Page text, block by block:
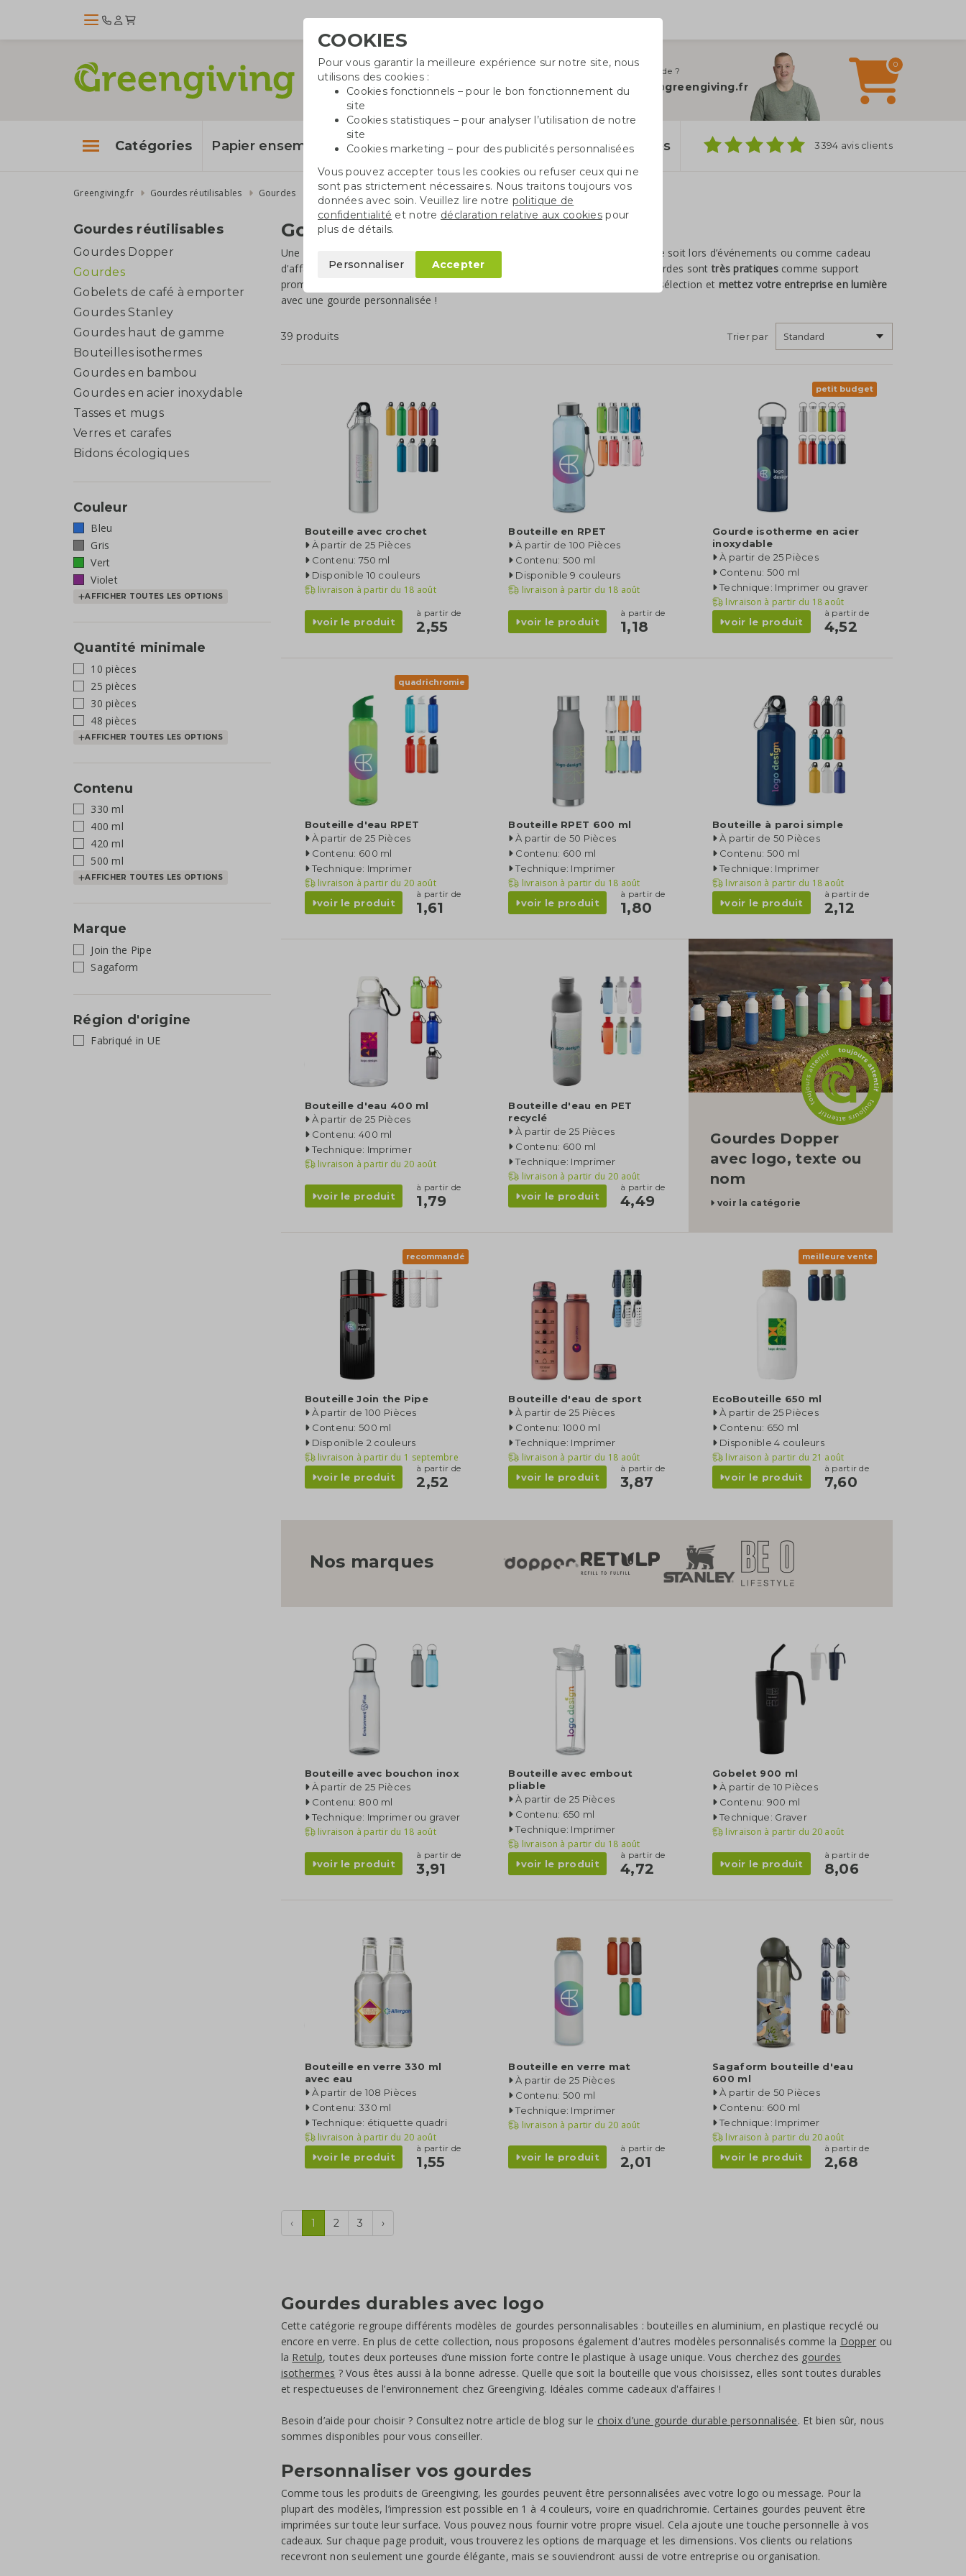
Besoin d’aide ?
info@greengiving.fr
0
Catégories Papier ensemencé Sacs en coton Sachets de graines Stylos 3394 avis clients
Greengiving.fr Gourdes réutilisables Gourdes
Gourdes réutilisables
Gourdes Dopper
Gourdes
Gobelets de café à emporter
Gourdes Stanley
Gourdes haut de gamme
Bouteilles isothermes
Gourdes en bambou
Gourdes en acier inoxydable
Tasses et mugs
Verres et carafes
Bidons écologiques
Couleur
Bleu
Gris
Vert
Violet
AFFICHER TOUTES LES OPTIONS
Quantité minimale
10 pièces
25 pièces
30 pièces
48 pièces
AFFICHER TOUTES LES OPTIONS
Contenu
330 ml
400 ml
420 ml
500 ml
AFFICHER TOUTES LES OPTIONS
Marque
Join the Pipe
Sagaform
Région d'origine
Fabriqué in UE
Gourdes personnalisées
Une gourde avec votre logo ou sloganest toujours un cadeau apprécié, que ce soit lors d’événements ou comme cadeau
d'affaires. En y ajoutant votre logo ou message, le résultat est parfait. Les gourdes sonttrès pratiquescomme support
promotionnel et vos destinataires les utiliseront avec plaisir. Découvrez notre sélection et mettez votre entreprise en lumière
avec une gourde personnalisée !
39 produits Trier par
Bouteille avec crochet
À partir de 25 Pièces
Contenu: 750 ml
Disponible 10 couleurs
livraison à partir du 18 août
voir le produit
à partir de
2,55
Bouteille en RPET
À partir de 100 Pièces
Contenu: 500 ml
Disponible 9 couleurs
livraison à partir du 18 août
voir le produit
à partir de
1,18
petit budget
Gourde isotherme en acier
inoxydable
À partir de 25 Pièces
Contenu: 500 ml
Technique: Imprimer ou graver
livraison à partir du 18 août
voir le produit
à partir de
4,52
quadrichromie
Bouteille d'eau RPET
À partir de 25 Pièces
Contenu: 600 ml
Technique: Imprimer
livraison à partir du 20 août
voir le produit
à partir de
1,61
Bouteille RPET 600 ml
À partir de 50 Pièces
Contenu: 600 ml
Technique: Imprimer
livraison à partir du 18 août
voir le produit
à partir de
1,80
Bouteille à paroi simple
À partir de 50 Pièces
Contenu: 500 ml
Technique: Imprimer
livraison à partir du 18 août
voir le produit
à partir de
2,12
Bouteille d'eau 400 ml
À partir de 25 Pièces
Contenu: 400 ml
Technique: Imprimer
livraison à partir du 20 août
voir le produit
à partir de
1,79
Bouteille d'eau en PET
recyclé
À partir de 25 Pièces
Contenu: 600 ml
Technique: Imprimer
livraison à partir du 20 août
voir le produit
à partir de
4,49
Gourdes Dopper
avec logo, texte ou
nom
voir la catégorie
recommandé
Bouteille Join the Pipe
À partir de 100 Pièces
Contenu: 500 ml
Disponible 2 couleurs
livraison à partir du 1 septembre
voir le produit
à partir de
2,52
Bouteille d'eau de sport
À partir de 25 Pièces
Contenu: 1000 ml
Technique: Imprimer
livraison à partir du 18 août
voir le produit
à partir de
3,87
meilleure vente
EcoBouteille 650 ml
À partir de 25 Pièces
Contenu: 650 ml
Disponible 4 couleurs
livraison à partir du 21 août
voir le produit
à partir de
7,60
Nos marques
Bouteille avec bouchon inox
À partir de 25 Pièces
Contenu: 800 ml
Technique: Imprimer ou graver
livraison à partir du 18 août
voir le produit
à partir de
3,91
Bouteille avec embout
pliable
À partir de 25 Pièces
Contenu: 650 ml
Technique: Imprimer
livraison à partir du 18 août
voir le produit
à partir de
4,72
Gobelet 900 ml
À partir de 10 Pièces
Contenu: 900 ml
Technique: Graver
livraison à partir du 20 août
voir le produit
à partir de
8,06
Bouteille en verre 330 ml
avec eau
À partir de 108 Pièces
Contenu: 330 ml
Technique: étiquette quadri
livraison à partir du 20 août
voir le produit
à partir de
1,55
Bouteille en verre mat
À partir de 25 Pièces
Contenu: 500 ml
Technique: Imprimer
livraison à partir du 20 août
voir le produit
à partir de
2,01
Sagaform bouteille d'eau
600 ml
À partir de 50 Pièces
Contenu: 600 ml
Technique: Imprimer
livraison à partir du 20 août
voir le produit
à partir de
2,68
‹ 1 2 3 ›
Gourdes durables avec logo
Cette catégorie regroupe différents modèles de gourdes personnalisables : bouteilles en aluminium, en plastique recyclé ou
encore en verre. En plus de cette collection, nous proposons également d'autres modèles personnalisés comme la Dopper ou
la Retulp, toutes deux porteuses d’une mission forte contre le plastique à usage unique. Vous cherchez des gourdes
isothermes ? Vous êtes aussi à la bonne adresse. Quelle que soit la bouteille que vous choisissez, elles sont toutes durables
et respectueuses de l’environnement chez Greengiving. Idéales comme cadeaux d'affaires !
Besoin d’aide pour choisir ? Consultez notre article de blog sur le choix d’une gourde durable personnalisée. Et bien sûr, nous
sommes disponibles pour vous conseiller.
Personnaliser vos gourdes
Comme tous les produits de Greengiving, les gourdes peuvent être personnalisées avec votre logo ou message. Pour la
plupart des modèles, l’impression est possible en 1 à 4 couleurs, voire en quadrichromie. Certaines gourdes peuvent être
imprimées sur toute leur surface. Vous pouvez nous fournir votre propre visuel. Cela ajoute une touche personnelle à vos
cadeaux. Sur chaque page produit, vous trouverez les options de marquage et les dimensions. Vos clients ou relations
recevront non seulement une gourde élégante, mais se souviendront aussi de votre entreprise ou organisation.
COOKIES
Pour vous garantir la meilleure expérience sur notre site, nous
utilisons des cookies :
Cookies fonctionnels – pour le bon fonctionnement du
site
Cookies statistiques – pour analyser l’utilisation de notre
site
Cookies marketing – pour des publicités personnalisées
Vous pouvez accepter tous les cookies ou refuser ceux qui ne
sont pas strictement nécessaires. Nous traitons toujours vos
données avec soin. Veuillez lire notre politique de
confidentialité et notre déclaration relative aux cookiespour
plus de détails.
Personnaliser Accepter